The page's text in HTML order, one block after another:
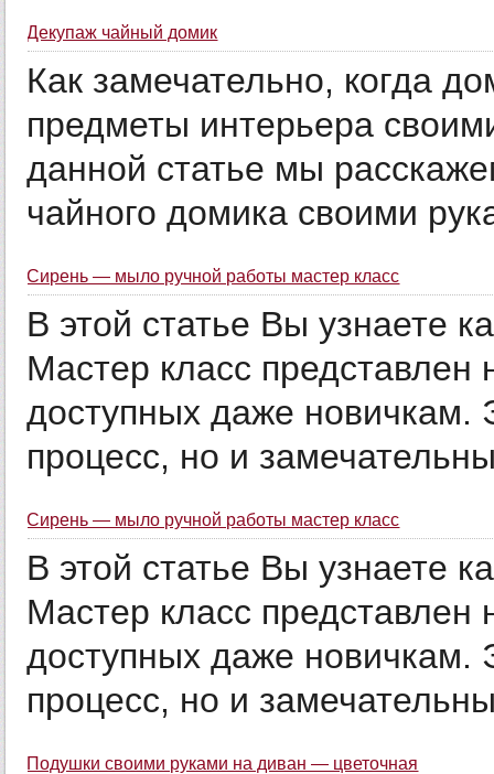
Декупаж чайный домик
Как замечательно, когда
предметы интерьера
данной статье мы
чайного домика своими
Сирень — мыло ручной работы мастер класс
В этой статье Вы узнаете
Мастер класс представлен
доступных даже новичкам.
процесс, но и
Сирень — мыло ручной работы мастер класс
В этой статье Вы узнаете
Мастер класс представлен
доступных даже новичкам.
процесс, но и
Подушки своими руками на диван — цветочная